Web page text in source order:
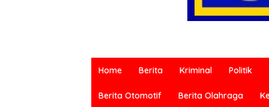
terkini
berbagai
Home Berita Kriminal Politik
Berita Otomotif Berita Olahraga